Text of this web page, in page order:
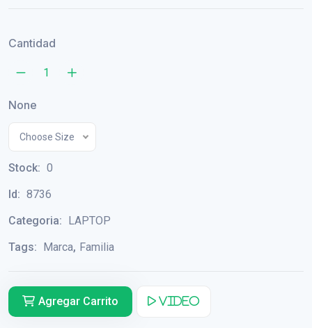
Cantidad
None
Choose Size
Stock: 0
Id: 8736
Categoria: LAPTOP
Tags: Marca, Familia
Agregar Carrito Video